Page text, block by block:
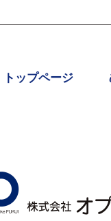
トップページ